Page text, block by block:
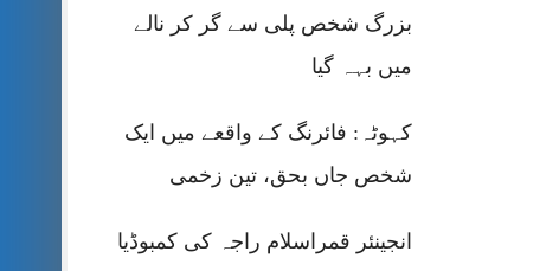
بزرگ شخص پلی سے گر کر نالے
میں بہہ گیا
کہوٹہ: فائرنگ کے واقعے میں ایک
شخص جاں بحق، تین زخمی
انجینئر قمراسلام راجہ کی کمبوڈیا